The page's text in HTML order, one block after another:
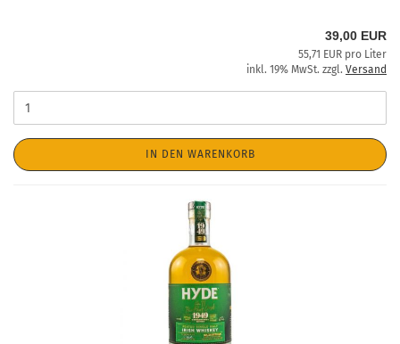
39,00 EUR
55,71 EUR pro Liter
inkl. 19% MwSt. zzgl. Versand
IN DEN WARENKORB